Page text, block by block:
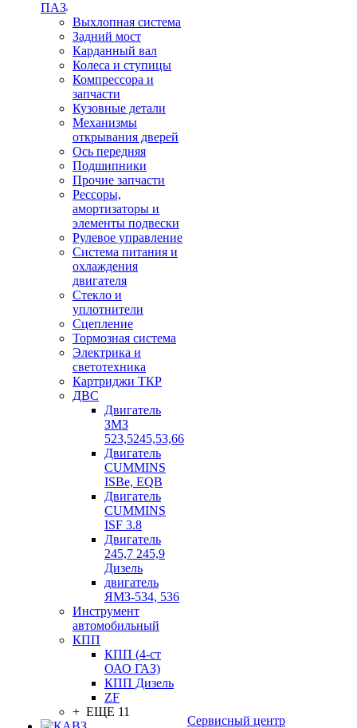
ПАЗ
Выхлопная система
Задний мост
Карданный вал
Колеса и ступицы
Компрессора и
запчасти
Кузовные детали
Механизмы
открывания дверей
Ось передняя
Подшипники
Прочие запчасти
Рессоры,
амортизаторы и
элементы подвески
Рулевое управление
Система питания и
охлаждения
двигателя
Стекло и
уплотнители
Сцепление
Тормозная система
Электрика и
светотехника
Картриджи ТКР
ДВС
Двигатель
ЗМЗ
523,5245,53,66
Двигатель
CUMMINS
ISBe, EQB
Двигатель
CUMMINS
ISF 3.8
Двигатель
245,7 245,9
Дизель
двигатель
ЯМЗ-534, 536
Инструмент
автомобильный
КПП
КПП (4-ст
ОАО ГАЗ)
КПП Дизель
ZF
+ ЕЩЕ 11
Сервисный центр